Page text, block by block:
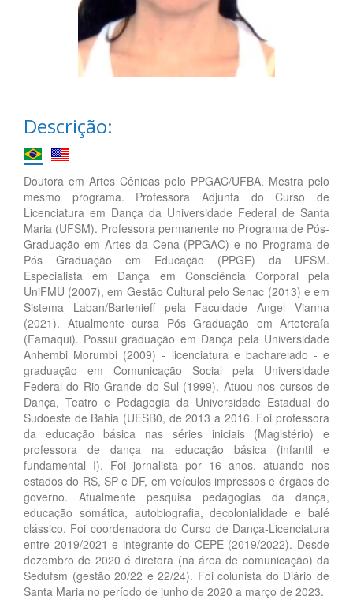
Descrição:
Doutora em Artes Cênicas pelo PPGAC/UFBA. Mestra pelo
mesmo programa. Professora Adjunta do Curso de
Licenciatura em Dança da Universidade Federal de Santa
Maria (UFSM). Professora permanente no Programa de Pós-
Graduação em Artes da Cena (PPGAC) e no Programa de
Pós Graduação em Educação (PPGE) da UFSM.
Especialista em Dança em Consciência Corporal pela
UniFMU (2007), em Gestão Cultural pelo Senac (2013) e em
Sistema Laban/Bartenieff pela Faculdade Angel Vianna
(2021). Atualmente cursa Pós Graduação em Arteteraía
(Famaqui). Possui graduação em Dança pela Universidade
Anhembi Morumbi (2009) - licenciatura e bacharelado - e
graduação em Comunicação Social pela Universidade
Federal do Rio Grande do Sul (1999). Atuou nos cursos de
Dança, Teatro e Pedagogia da Universidade Estadual do
Sudoeste de Bahia (UESB0, de 2013 a 2016. Foi professora
da educação básica nas séries iniciais (Magistério) e
professora de dança na educação básica (infantil e
fundamental I). Foi jornalista por 16 anos, atuando nos
estados do RS, SP e DF, em veículos impressos e órgãos de
governo. Atualmente pesquisa pedagogias da dança,
educação somática, autobiografia, decolonialidade e balé
clássico. Foi coordenadora do Curso de Dança-Licenciatura
entre 2019/2021 e integrante do CEPE (2019/2022). Desde
dezembro de 2020 é diretora (na área de comunicação) da
Sedufsm (gestão 20/22 e 22/24). Foi colunista do Diário de
Santa Maria no período de junho de 2020 a março de 2023.